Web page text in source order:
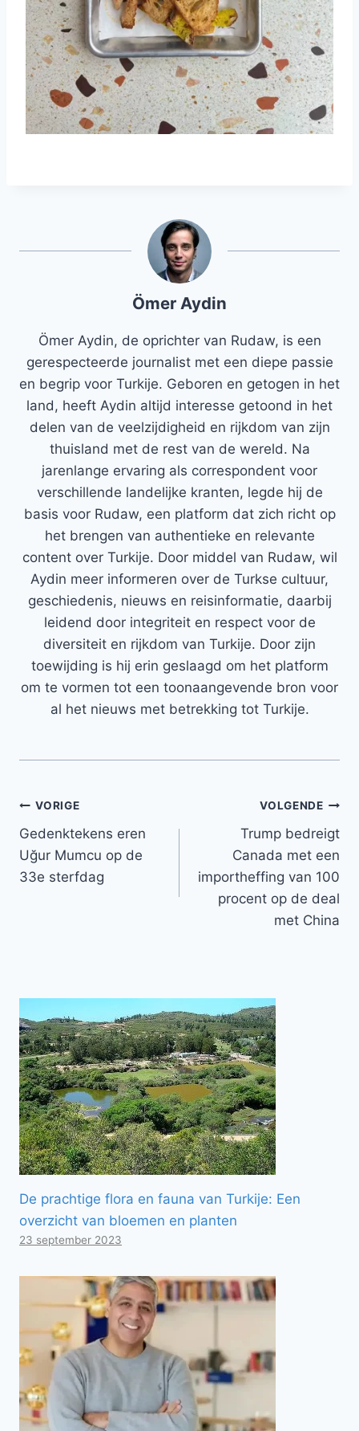
Ömer Aydin
Ömer Aydin, de oprichter van Rudaw, is een
gerespecteerde journalist met een diepe passie
en begrip voor Turkije. Geboren en getogen in het
land, heeft Aydin altijd interesse getoond in het
delen van de veelzijdigheid en rijkdom van zijn
thuisland met de rest van de wereld. Na
jarenlange ervaring als correspondent voor
verschillende landelijke kranten, legde hij de
basis voor Rudaw, een platform dat zich richt op
het brengen van authentieke en relevante
content over Turkije. Door middel van Rudaw, wil
Aydin meer informeren over de Turkse cultuur,
geschiedenis, nieuws en reisinformatie, daarbij
leidend door integriteit en respect voor de
diversiteit en rijkdom van Turkije. Door zijn
toewijding is hij erin geslaagd om het platform
om te vormen tot een toonaangevende bron voor
al het nieuws met betrekking tot Turkije.
Bericht
navigatie
VORIGE
Gedenktekens eren
Uğur Mumcu op de
33e sterfdag
VOLGENDE
Trump bedreigt
Canada met een
importheffing van 100
procent op de deal
met China
De prachtige flora en fauna van Turkije: Een
overzicht van bloemen en planten
23 september 2023